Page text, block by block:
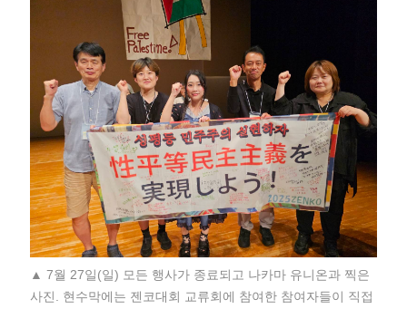
▲ 7월 27일(일) 모든 행사가 종료되고 나카마 유니온과 찍은
사진. 현수막에는 젠코대회 교류회에 참여한 참여자들이 직접